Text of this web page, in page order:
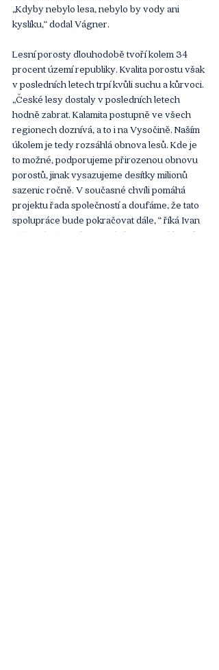
„Kdyby nebylo lesa, nebylo by vody ani
kyslíku,“ dodal Vágner.
Lesní porosty dlouhodobě tvoří kolem 34
procent území republiky. Kvalita porostu však
v posledních letech trpí kvůli suchu a kůrvoci.
„České lesy dostaly v posledních letech
hodně zabrat. Kalamita postupně ve všech
regionech doznívá, a to i na Vysočině. Naším
úkolem je tedy rozsáhlá obnova lesů. Kde je
to možné, podporujeme přirozenou obnovu
porostů, jinak vysazujeme desítky milionů
sazenic ročně. V současné chvíli pomáhá
projektu řada společností a doufáme, že tato
spolupráce bude pokračovat dále, “ říká Ivan
Klik, ředitel lesního a vodního hospodářství